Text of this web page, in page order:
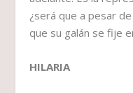
¿será que a pesar
que su galán se fije
HILARIA